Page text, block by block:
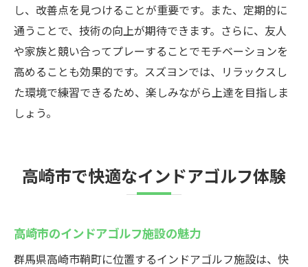
し、改善点を見つけることが重要です。また、定期的に
通うことで、技術の向上が期待できます。さらに、友人
や家族と競い合ってプレーすることでモチベーションを
高めることも効果的です。スズヨンでは、リラックスし
た環境で練習できるため、楽しみながら上達を目指しま
しょう。
高崎市で快適なインドアゴルフ体験
高崎市のインドアゴルフ施設の魅力
群馬県高崎市鞘町に位置するインドアゴルフ施設は、快